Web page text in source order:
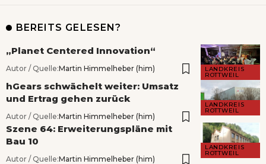
BEREITS GELESEN?
LANDKREIS
ROTTWEIL
„Planet Centered Innovation“
Autor / Quelle:Martin Himmelheber (him)
LANDKREIS
ROTTWEIL
hGears schwächelt weiter: Umsatz
und Ertrag gehen zurück
Autor / Quelle:Martin Himmelheber (him)
LANDKREIS
ROTTWEIL
Szene 64: Erweiterungspläne mit
Bau 10
Autor / Quelle:Martin Himmelheber (him)